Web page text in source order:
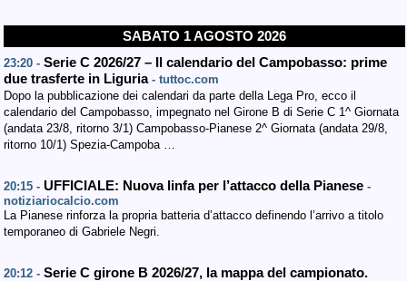
SABATO 1 AGOSTO 2026
23:20 - Serie C 2026/27 – Il calendario del Campobasso: prime
due trasferte in Liguria - tuttoc.com
Dopo la pubblicazione dei calendari da parte della Lega Pro, ecco il
calendario del Campobasso, impegnato nel Girone B di Serie C 1^ Giornata
(andata 23/8, ritorno 3/1) Campobasso-Pianese 2^ Giornata (andata 29/8,
ritorno 10/1) Spezia-Campoba …
20:15 - UFFICIALE: Nuova linfa per l’attacco della Pianese -
notiziariocalcio.com
La Pianese rinforza la propria batteria d’attacco definendo l’arrivo a titolo
temporaneo di Gabriele Negri.
20:12 - Serie C girone B 2026/27, la mappa del campionato.